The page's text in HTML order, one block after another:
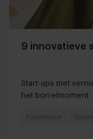
9 innovatieve
Start-ups met
het borrelmoment
Foodservice